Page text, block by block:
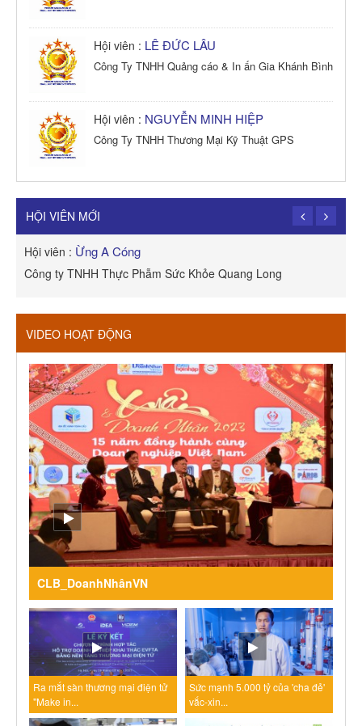
Hội viên : LÊ ĐỨC LÂU
Công Ty TNHH Quảng cáo & In ấn Gia Khánh Bình
Hội viên : NGUYỄN MINH HIỆP
Công Ty TNHH Thương Mại Kỹ Thuật GPS
Công Ty TNHH Dịch vụ Cuộc Sống Hạnh Phúc
HỘI VIÊN MỚI
Hội viên : Ừng A Cóng
Công ty TNHH Thực Phẫm Sức Khỏe Quang Long
VIDEO HOẠT ĐỘNG
CLB_DoanhNhânVN
Ra mắt sàn thương mại điện tử
"Make in...
Sức mạnh 5.000 tỷ của 'cha đẻ'
vắc-xin...